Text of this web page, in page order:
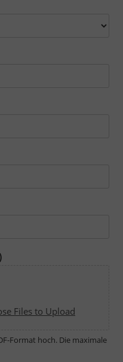
Files to Upload
Format hoch. Die maximale